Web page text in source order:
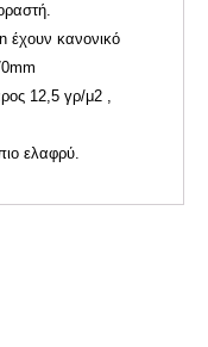
έχουν κανονικό
12,5 γρ/μ2 ,
ελαφρύ.